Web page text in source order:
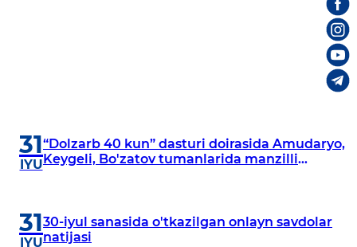
31
IYU
“Dolzarb 40 kun” dasturi doirasida Amudaryo,
Keygeli, Bo'zatov tumanlarida manzilli
31
IYU
30-iyul sanasida o'tkazilgan onlayn savdolar
natijasi